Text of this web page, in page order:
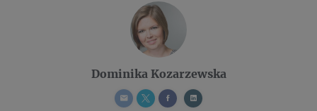
Dominika Kozarzewska